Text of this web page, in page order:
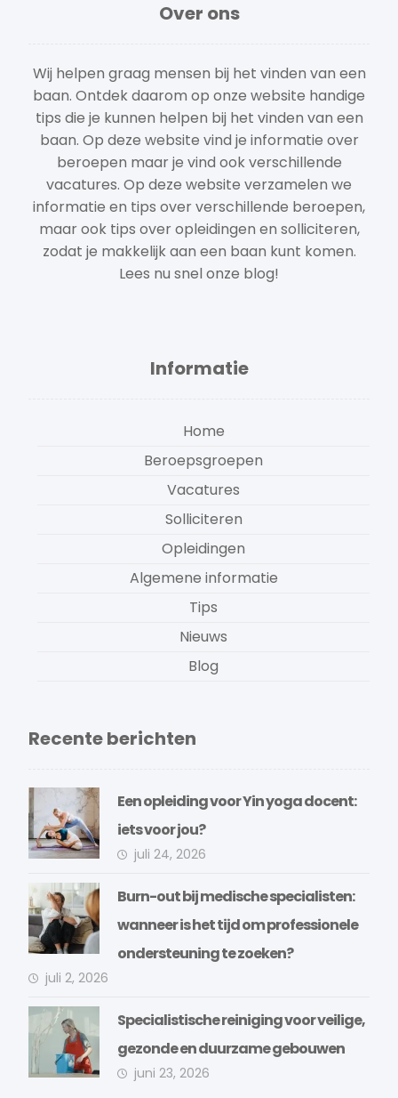
Over ons
Wij helpen graag mensen bij het vinden van een
baan. Ontdek daarom op onze website handige
tips die je kunnen helpen bij het vinden van een
baan. Op deze website vind je informatie over
beroepen maar je vind ook verschillende
vacatures. Op deze website verzamelen we
informatie en tips over verschillende beroepen,
maar ook tips over opleidingen en solliciteren,
zodat je makkelijk aan een baan kunt komen.
Lees nu snel onze blog!
Informatie
Home
Beroepsgroepen
Vacatures
Solliciteren
Opleidingen
Algemene informatie
Tips
Nieuws
Blog
Recente berichten
Een opleiding voor Yin yoga docent:
iets voor jou?
juli 24, 2026
Burn-out bij medische specialisten:
wanneer is het tijd om professionele
ondersteuning te zoeken?
juli 2, 2026
Specialistische reiniging voor veilige,
gezonde en duurzame gebouwen
juni 23, 2026